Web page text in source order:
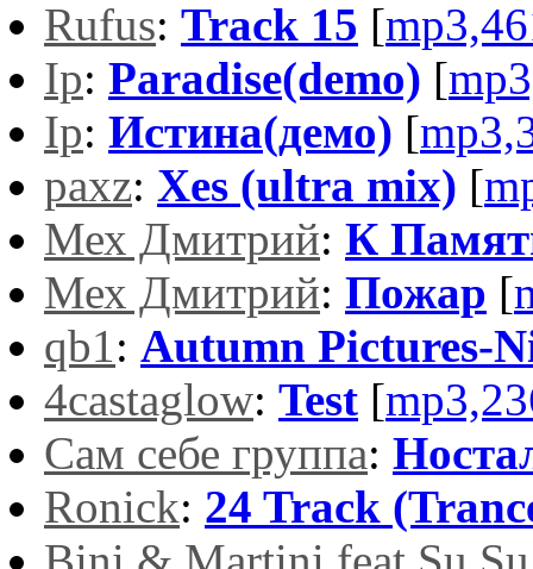
Rufus: Track 15 [
Ip: Paradise(demo) [
Ip: Истина(демо) [
paxz: Xes (ultra mix) [
Мех Дмитрий: К
Мех Дмитрий: Пожар [
qb1: Autumn Pictures-
4castaglow: Test [
Сам себе группа:
Ronick: 24 Track